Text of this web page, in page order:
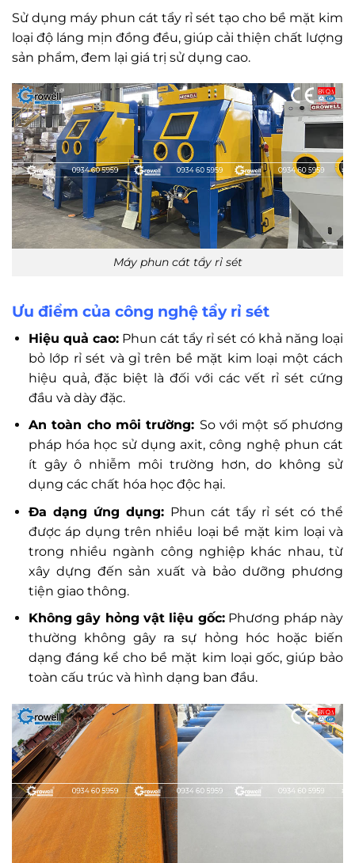
Sử dụng máy phun cát tẩy rỉ sét tạo cho bề mặt kim
loại độ láng mịn đồng đều, giúp cải thiện chất lượng
sản phẩm, đem lại giá trị sử dụng cao.
Máy phun cát tẩy rỉ sét
Ưu điểm của công nghệ tẩy rỉ sét
Hiệu quả cao:Phun cát tẩy rỉ sét có khả năng loại
bỏ lớp rỉ sét và gỉ trên bề mặt kim loại một cách
hiệu quả, đặc biệt là đối với các vết rỉ sét cứng
đầu và dày đặc.
An toàn cho môi trường: So với một số phương
pháp hóa học sử dụng axit, công nghệ phun cát
ít gây ô nhiễm môi trường hơn, do không sử
dụng các chất hóa học độc hại.
Đa dạng ứng dụng: Phun cát tẩy rỉ sét có thể
được áp dụng trên nhiều loại bề mặt kim loại và
trong nhiều ngành công nghiệp khác nhau, từ
xây dựng đến sản xuất và bảo dưỡng phương
tiện giao thông.
Không gây hỏng vật liệu gốc:Phương pháp này
thường không gây ra sự hỏng hóc hoặc biến
dạng đáng kể cho bề mặt kim loại gốc, giúp bảo
toàn cấu trúc và hình dạng ban đầu.